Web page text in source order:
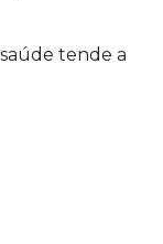
tende a